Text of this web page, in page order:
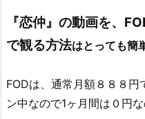
『恋仲』の動画を、
で観る方法はとっても簡
FODは、通常月額８８８
ン中なので1ヶ月間は０円